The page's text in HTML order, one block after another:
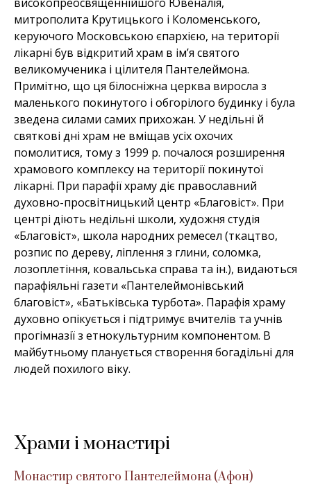
Храми і монастирі
Монастир святого Пантелеймона (Афон)
митрополита Крутицького і Коломенського,
керуючого Московською єпархією, на території
лікарні був відкритий храм в ім’я святого
великомученика і цілителя Пантелеймона.
Примітно, що ця білосніжна церква виросла з
маленького покинутого і обгорілого будинку і була
зведена силами самих прихожан. У недільні й
святкові дні храм не вміщав усіх охочих
помолитися, тому з 1999 р. почалося розширення
храмового комплексу на території покинутої
лікарні. При парафії храму діє православний
духовно-просвітницький центр «Благовіст». При
центрі діють недільні школи, художня студія
«Благовіст», школа народних ремесел (ткацтво,
розпис по дереву, ліплення з глини, соломка,
лозоплетіння, ковальська справа та ін.), видаються
парафіяльні газети «Пантелеймонівський
благовіст», «Батьківська турбота». Парафія храму
духовно опікується і підтримує вчителів та учнів
прогімназії з етнокультурним компонентом. В
майбутньому планується створення богадільні для
людей похилого віку.